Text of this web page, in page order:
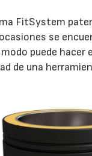
FitSystem
se
puede
de una